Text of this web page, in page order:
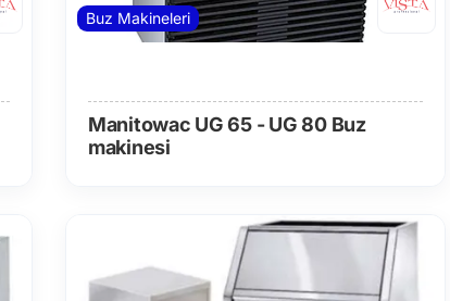
Buz Makineleri
Manitowac UG 65 - UG 80 Buz
makinesi